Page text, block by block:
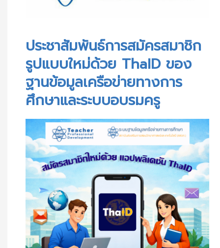
ประชาสัมพันธ์การสมัครสมาชิก
รูปแบบใหม่ด้วย ThaID ของ
ฐานข้อมูลเครือข่ายทางการ
ศึกษาและระบบอบรมครู